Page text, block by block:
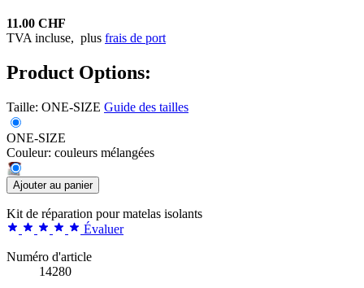
11.00 CHF
TVA incluse, plus frais de port
Product Options:
Taille: ONE-SIZE Guide des tailles
ONE-SIZE
Couleur: couleurs mélangées
Ajouter au panier
Kit de réparation pour matelas isolants
Évaluer
Numéro d'article
14280